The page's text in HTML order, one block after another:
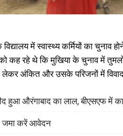
विद्यालय में स्वास्थ्य कर्मियों का
कह रहे थे कि मुखिया के चुनाव में
अंकित और उसके परिजनों में विवाद
हुआ औरंगाबाद का लाल, बीएसएफ में
जमा करें आवेदन